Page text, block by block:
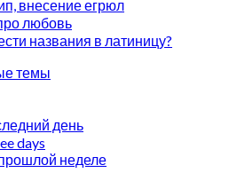
внесение егрюл
любовь
названия в латиницу?
темы
день
days
неделе